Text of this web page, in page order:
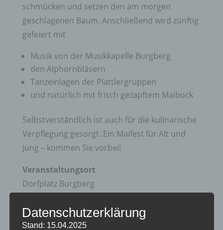
schmücken und setzen den am morgen
geschlagenen Baum. Anschließend wird zünftig
gefeiert mit
Musik von der Musikkapelle Burgberg
den Alphornbläsern
Tanzeinlagen der Plattlergruppen
und natürlich mit frisch gezapftem Maibock
Selbstverständlich ist auch für die kulinarische
Verpflegung gesorgt. Ein Maifest für Alt und
Jung – kommen Sie vorbei!
Veranstaltungsort
Dorfplatz Burgberg
87545 Burgberg i. Allgäu
Datenschutzerklärung
Stand: 15.04.2025